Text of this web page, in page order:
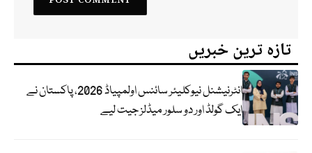
تازہ ترین خبریں
انٹرنیشنل نیوکلیئر سائنس اولمپیاڈ 2026، پاکستان نے
ایک گولڈ اور دو سلور میڈلز جیت لیے